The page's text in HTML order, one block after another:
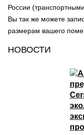
России
Вы так же можете
размерам вашего
НОВОСТИ